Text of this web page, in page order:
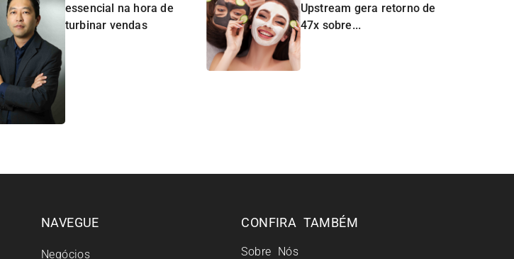
essencial na hora de
turbinar vendas
Upstream gera retorno de
47x sobre...
NAVEGUE
Negócios
CONFIRA TAMBÉM
Sobre Nós